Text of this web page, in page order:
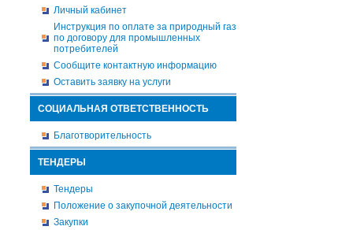
Личный кабинет
Инструкция по оплате за природный газ
по договору для промышленных
потребителей
Сообщите контактную информацию
Оставить заявку на услуги
СОЦИАЛЬНАЯ ОТВЕТСТВЕННОСТЬ
Благотворительность
ТЕНДЕРЫ
Тендеры
Положение о закупочной деятельности
Закупки